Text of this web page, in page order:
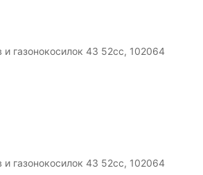
газонокосилок 43 52сс, 102064
газонокосилок 43 52сс, 102064